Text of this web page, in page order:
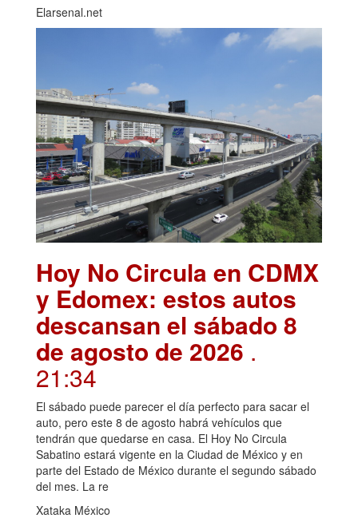
Elarsenal.net
Hoy No Circula en CDMX
y Edomex: estos autos
descansan el sábado 8
de agosto de 2026 .
21:34
El sábado puede parecer el día perfecto para sacar el
auto, pero este 8 de agosto habrá vehículos que
tendrán que quedarse en casa. El Hoy No Circula
Sabatino estará vigente en la Ciudad de México y en
parte del Estado de México durante el segundo sábado
del mes. La re
Xataka México